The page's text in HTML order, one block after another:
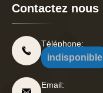
Contactez nous
Téléphone:
indisponible
Email: